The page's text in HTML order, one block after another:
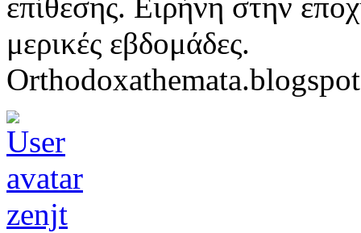
επίθεσης. Ειρήνη στην
μερικές εβδομάδες.
zenjt